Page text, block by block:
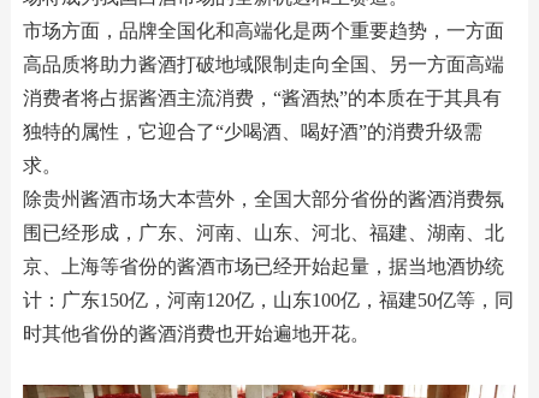
市场方面，品牌全国化和高端化是两个重要趋势，一方面
高品质将助力酱酒打破地域限制走向全国、另一方面高端
消费者将占据酱酒主流消费，“酱酒热”的本质在于其具有
独特的属性，它迎合了“少喝酒、喝好酒”的消费升级需
求。
除贵州酱酒市场大本营外，全国大部分省份的酱酒消费氛
围已经形成，广东、河南、山东、河北、福建、湖南、北
京、上海等省份的酱酒市场已经开始起量，据当地酒协统
计：广东150亿，河南120亿，山东100亿，福建50亿等，同
时其他省份的酱酒消费也开始遍地开花。